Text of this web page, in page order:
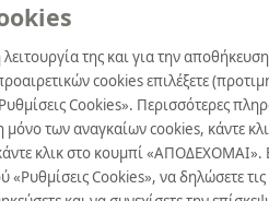
της και για την
cookies επιλέξετε
Cookies». Περισσότερες
μόνο των αναγκαίων cookies, κάντε
κλικ στο κουμπί «ΑΠΟΔΕΧΟΜΑΙ».
Cookies», να δηλώσετε τις